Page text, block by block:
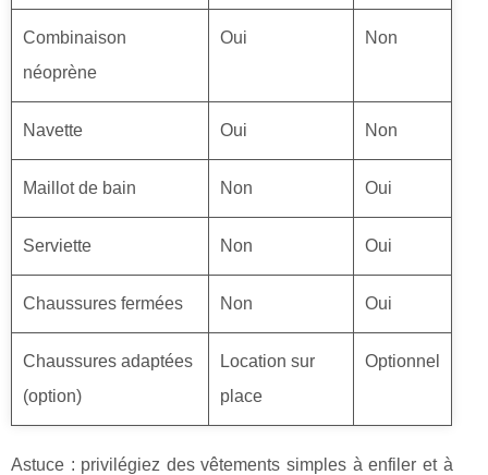
Combinaison
néoprène
Oui Non
Navette Oui Non
Maillot de bain Non Oui
Serviette Non Oui
Chaussures fermées Non Oui
Chaussures adaptées
(option)
Location sur
place
Optionnel
Astuce : privilégiez des vêtements simples à enfiler et à